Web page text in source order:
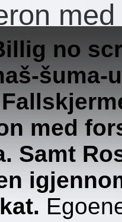
no
šuma-
med
Samt